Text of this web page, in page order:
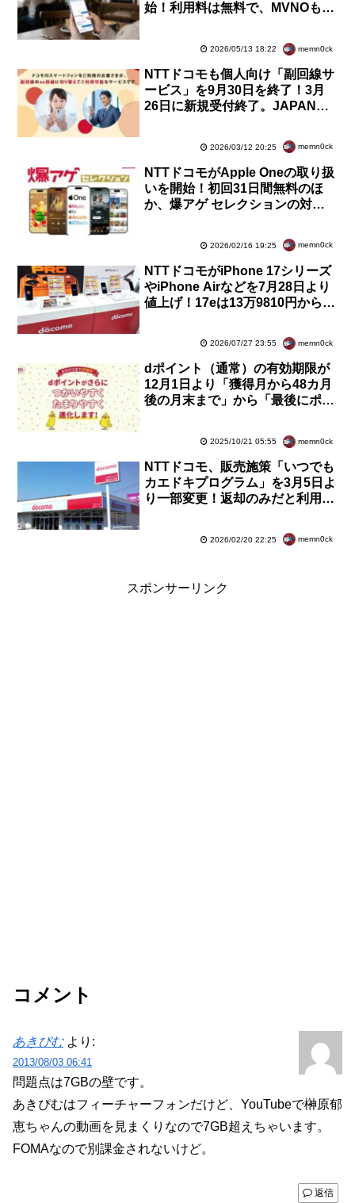
始！利用料は無料で、MVNOも対
2026/05/13 18:22 memn0ck
NTTドコモも個人向け「副回線サ
ービス」を9月30日を終了！3月
26日に新規受付終了。JAPANロ
2026/03/12 20:25 memn0ck
NTTドコモがApple Oneの取り扱
いを開始！初回31日間無料のほ
か、爆アゲ セレクションの対象
2026/02/16 19:25 memn0ck
NTTドコモがiPhone 17シリーズ
やiPhone Airなどを7月28日より
値上げ！17eは13万9810円から。
2026/07/27 23:55 memn0ck
dポイント（通常）の有効期限が
12月1日より「獲得月から48カ月
後の月末まで」から「最後にポイ
2025/10/21 05:55 memn0ck
NTTドコモ、販売施策「いつでも
カエドキプログラム」を3月5日よ
り一部変更！返却のみだと利用料
2026/02/20 22:25 memn0ck
スポンサーリンク
コメント
あきぴむ より:
2013/08/03 06:41
問題点は7GBの壁です。
あきぴむはフィーチャーフォンだけど、YouTubeで榊原郁
恵ちゃんの動画を見まくりなので7GB超えちゃいます。
FOMAなので別課金されないけど。
返信